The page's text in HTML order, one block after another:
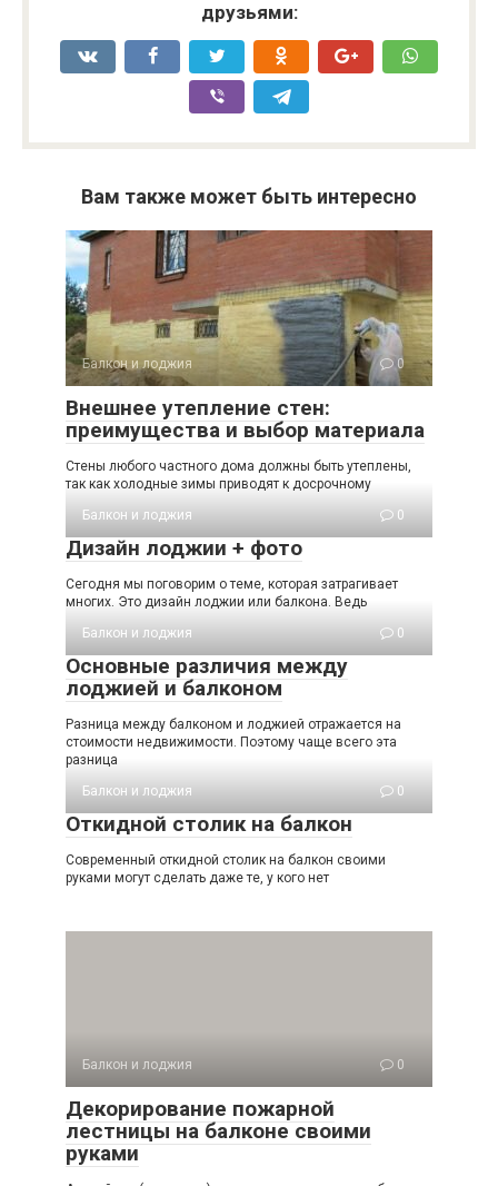
друзьями:
Вам также может быть интересно
Балкон и лоджия 0
Внешнее утепление стен:
преимущества и выбор материала
Стены любого частного дома должны быть утеплены,
так как холодные зимы приводят к досрочному
Балкон и лоджия
0
Дизайн лоджии + фото
Сегодня мы поговорим о теме, которая затрагивает
многих. Это дизайн лоджии или балкона. Ведь
Балкон и лоджия
0
Основные различия между
лоджией и балконом
Разница между балконом и лоджией отражается на
стоимости недвижимости. Поэтому чаще всего эта
разница
Балкон и лоджия
0
Откидной столик на балкон
Современный откидной столик на балкон своими
руками могут сделать даже те, у кого нет
Балкон и лоджия 0
Декорирование пожарной
лестницы на балконе своими
руками